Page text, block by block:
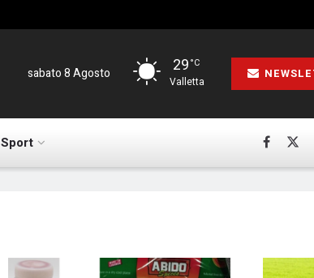
sabato 8 Agosto 29°C
Valletta
Sport